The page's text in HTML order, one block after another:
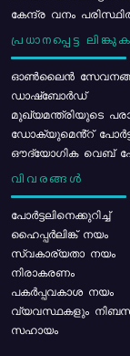
കേന്ദ്ര വനം
പ്രധാനപ്പെട്ട
ഓൺലൈൻ
ഡാഷ്ബോർഡ്
മുഖ്യമന്ത്രിയുടെ
ഡോക്യുമെൻ്റ്
ഔദ്യോഗിക വെബ്
വിവരങ്ങൾ
പോര്‍ട്ടലിനെക്കുറിച്ച്
ഹൈപ്പർലിങ്ക് നയം
സ്വകാര്യതാ നയം
നിരാകരണം
പകർപ്പവകാശ നയം
വ്യവസ്ഥകളും
സഹായം